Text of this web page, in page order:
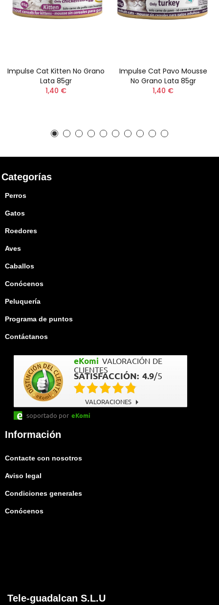
Impulse Cat Kitten No Grano
Lata 85gr
1,40 €
Impulse Cat Pavo Mousse
No Grano Lata 85gr
1,40 €
Categorías
Perros
Gatos
Roedores
Aves
Caballos
Conócenos
Peluquería
Programa de puntos
Contáctanos
eKomi VALORACIÓN DE
CLIENTES
SATISFACCIÓN: 4.9/5
VALORACIONES
soportado por eKomi
Información
Contacte con nosotros
Aviso legal
Condiciones generales
Conócenos
Tele-guadalcan S.L.U